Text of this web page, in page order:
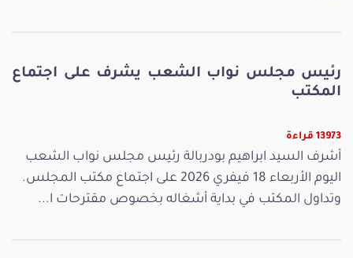
رئيس مجلس نواب الشعب يشرف على اجتماع
المكتب
13973 قراءة
أشرف السيد ابراهيم بودربالة رئيس مجلس نواب الشعب
اليوم الأربعاء 18 فيفري 2026 على اجتماع مكتب المجلس.
وتداول المكتب في بداية أشغاله بخصوص مقترحات ا...